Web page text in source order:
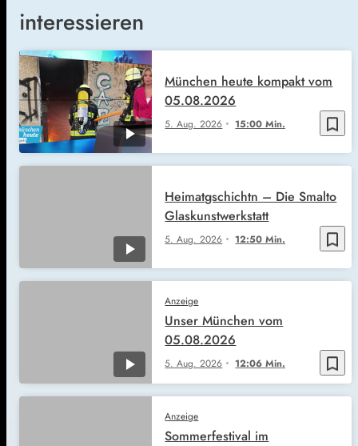
interessieren
bookmark_border
5. Aug. 2026 15:00 Min.
München heute kompakt vom
05.08.2026
bookmark_border
5. Aug. 2026 12:50 Min.
Heimatgschichtn – Die Smalto
Glaskunstwerkstatt
bookmark_border
Anzeige
5. Aug. 2026 12:06 Min.
Unser München vom
05.08.2026
Anzeige
Sommerfestival im